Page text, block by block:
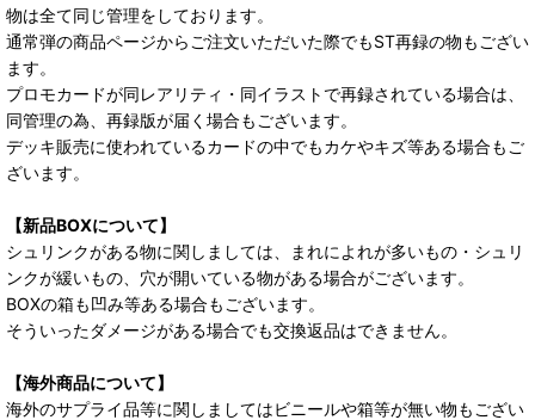
物は全て同じ管理をしております。
通常弾の商品ページからご注文いただいた際でもST再録の物もござい
ます。
プロモカードが同レアリティ・同イラストで再録されている場合は、
同管理の為、再録版が届く場合もございます。
デッキ販売に使われているカードの中でもカケやキズ等ある場合もご
ざいます。
【新品BOXについて】
シュリンクがある物に関しましては、まれによれが多いもの・シュリ
ンクが緩いもの、穴が開いている物がある場合がございます。
BOXの箱も凹み等ある場合もございます。
そういったダメージがある場合でも交換返品はできません。
【海外商品について】
海外のサプライ品等に関しましてはビニールや箱等が無い物もござい